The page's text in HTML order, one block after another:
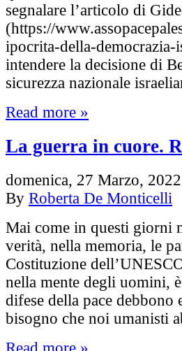
segnalare l’articolo di
(https://
ipocrita-della-democrazia-
intendere la decisione di
sicurezza nazionale
Read more »
La guerra in cuore.
domenica, 27 Marzo, 2022
By Roberta De Monticelli
Mai come in questi giorni
verità, nella memoria, le
Costituzione
nella mente degli uomini,
difese della pace debbono
bisogno che noi umanisti